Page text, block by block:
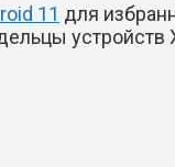
11 для